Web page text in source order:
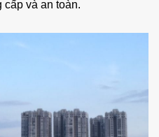
cấp và an toàn.